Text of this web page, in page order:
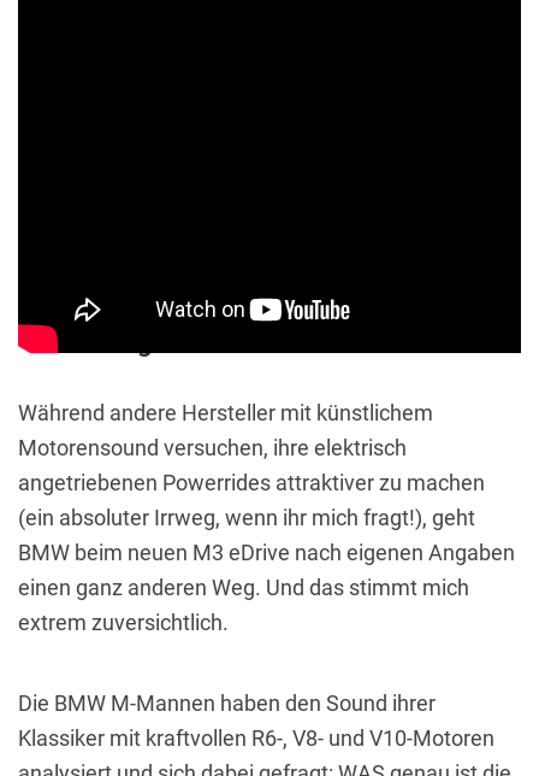
BMW M3 mit iM Drive: BMW geht
neue Wege beim Sound
Während andere Hersteller mit künstlichem
Motorensound versuchen, ihre elektrisch
angetriebenen Powerrides attraktiver zu machen
(ein absoluter Irrweg, wenn ihr mich fragt!), geht
BMW beim neuen M3 eDrive nach eigenen Angaben
einen ganz anderen Weg. Und das stimmt mich
extrem zuversichtlich.
Die BMW M-Mannen haben den Sound ihrer
Klassiker mit kraftvollen R6-, V8- und V10-Motoren